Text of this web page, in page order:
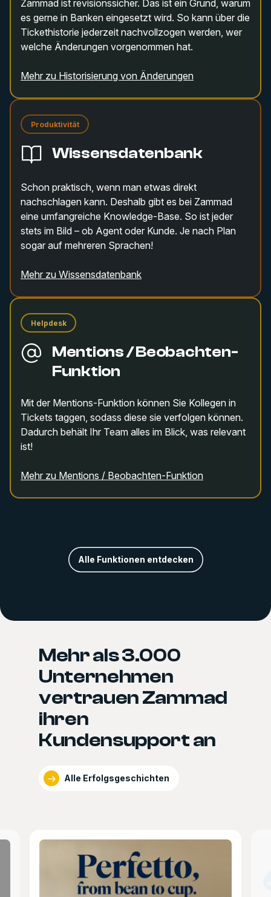
Zammad ist revisionssicher. Das ist ein Grund, warum
es gerne in Banken eingesetzt wird. So kann über die
Tickethistorie jederzeit nachvollzogen werden, wer
welche Änderungen vorgenommen hat.
Mehr zu Historisierung von Änderungen
Produktivität
Wissensdatenbank
Schon praktisch, wenn man etwas direkt
nachschlagen kann. Deshalb gibt es bei Zammad
eine umfangreiche Knowledge-Base. So ist jeder
stets im Bild – ob Agent oder Kunde. Je nach Plan
sogar auf mehreren Sprachen!
Mehr zu Wissensdatenbank
Helpdesk
Mentions / Beobachten-
Funktion
Mit der Mentions-Funktion können Sie Kollegen in
Tickets taggen, sodass diese sie verfolgen können.
Dadurch behält Ihr Team alles im Blick, was relevant
ist!
Mehr zu Mentions / Beobachten-Funktion
Alle Funktionen entdecken
Mehr als 3.000
Unternehmen
vertrauen Zammad
ihren
Kundensupport an
Alle Erfolgsgeschichten